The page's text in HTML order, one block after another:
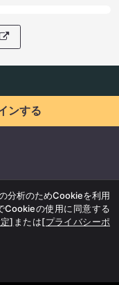
ンする
分析のためCookieを利用
Cookieの使用に同意する
] または[プライバシーポ